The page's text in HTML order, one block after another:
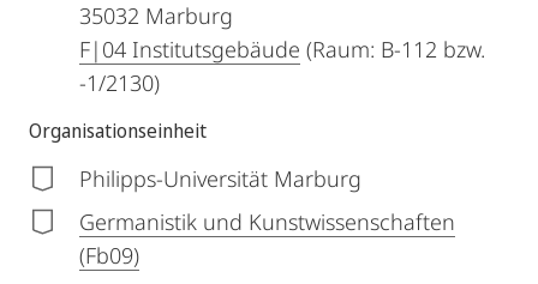
35032 Marburg
F|04 Institutsgebäude (Raum: B-112 bzw.
-1/2130)
Organisationseinheit
Philipps-Universität Marburg
Germanistik und Kunstwissenschaften
(Fb09)